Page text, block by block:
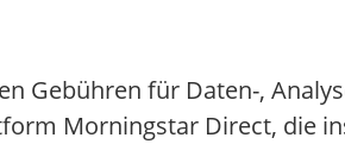
Gebühren für Daten-,
Morningstar Direct, die